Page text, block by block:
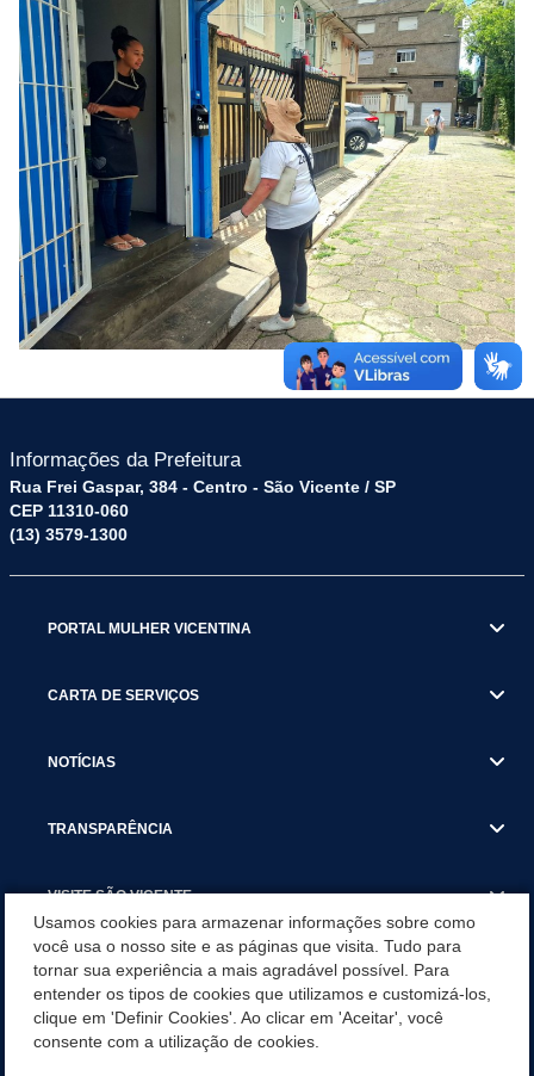
Informações da Prefeitura
Rua Frei Gaspar, 384 - Centro - São Vicente / SP
CEP 11310-060
(13) 3579-1300
PORTAL MULHER VICENTINA
CARTA DE SERVIÇOS
NOTÍCIAS
TRANSPARÊNCIA
VISITE SÃO VICENTE
SÃO VICENTE REFORÇA REDE DE PROTEÇÃO ÀS MULHERES
DURANTE O AGOSTO LILÁS COM AÇÕES DE
CONSCIENTIZAÇÃO E ACOLHIMENTO
Usamos cookies para armazenar informações sobre como
você usa o nosso site e as páginas que visita. Tudo para
tornar sua experiência a mais agradável possível. Para
entender os tipos de cookies que utilizamos e customizá-los,
clique em 'Definir Cookies'. Ao clicar em 'Aceitar', você
consente com a utilização de cookies.